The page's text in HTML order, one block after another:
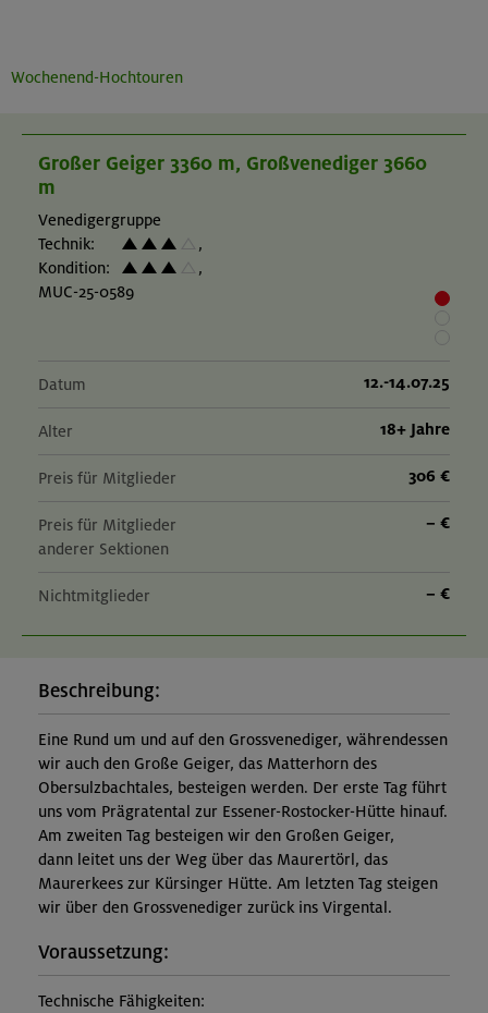
Wochenend-Hochtouren
Großer Geiger 3360 m, Großvenediger 3660
m
Venedigergruppe
Technik:
,
Kondition:
,
MUC-25-0589
Datum 12.-14.07.25
Alter 18+ Jahre
Preis für Mitglieder 306 €
Preis für Mitglieder
anderer Sektionen
– €
Nichtmitglieder – €
Beschreibung:
Eine Rund um und auf den Grossvenediger, währendessen
wir auch den Große Geiger, das Matterhorn des
Obersulzbachtales, besteigen werden. Der erste Tag führt
uns vom Prägratental zur Essener-Rostocker-Hütte hinauf.
Am zweiten Tag besteigen wir den Großen Geiger,
dann leitet uns der Weg über das Maurertörl, das
Maurerkees zur Kürsinger Hütte. Am letzten Tag steigen
wir über den Grossvenediger zurück ins Virgental.
Voraussetzung:
Technische Fähigkeiten: